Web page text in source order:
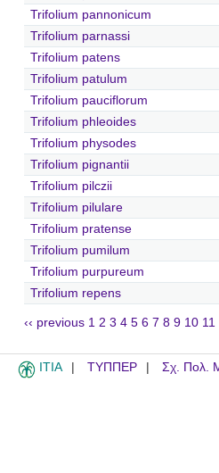
Trifolium pannonicum
Trifolium parnassi
Trifolium patens
Trifolium patulum
Trifolium pauciflorum
Trifolium phleoides
Trifolium physodes
Trifolium pignantii
Trifolium pilczii
Trifolium pilulare
Trifolium pratense
Trifolium pumilum
Trifolium purpureum
Trifolium repens
‹‹ previous 1 2 3 4 5 6 7 8 9 10 11
ITIA ΤΥΠΠΕΡ Σχ. Πολ.